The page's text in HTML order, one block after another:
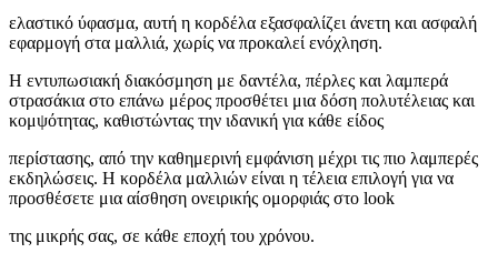
ελαστικό ύφασμα, αυτή η κορδέλα εξασφαλίζει άνετη και ασφαλή
εφαρμογή στα μαλλιά, χωρίς να προκαλεί ενόχληση.
Η εντυπωσιακή διακόσμηση με δαντέλα, πέρλες και λαμπερά
στρασάκια στο επάνω μέρος προσθέτει μια δόση πολυτέλειας και
κομψότητας, καθιστώντας την ιδανική για κάθε είδος
περίστασης, από την καθημερινή εμφάνιση μέχρι τις πιο λαμπερές
εκδηλώσεις. Η κορδέλα μαλλιών είναι η τέλεια επιλογή για να
προσθέσετε μια αίσθηση ονειρικής ομορφιάς στο look
της μικρής σας, σε κάθε εποχή του χρόνου.